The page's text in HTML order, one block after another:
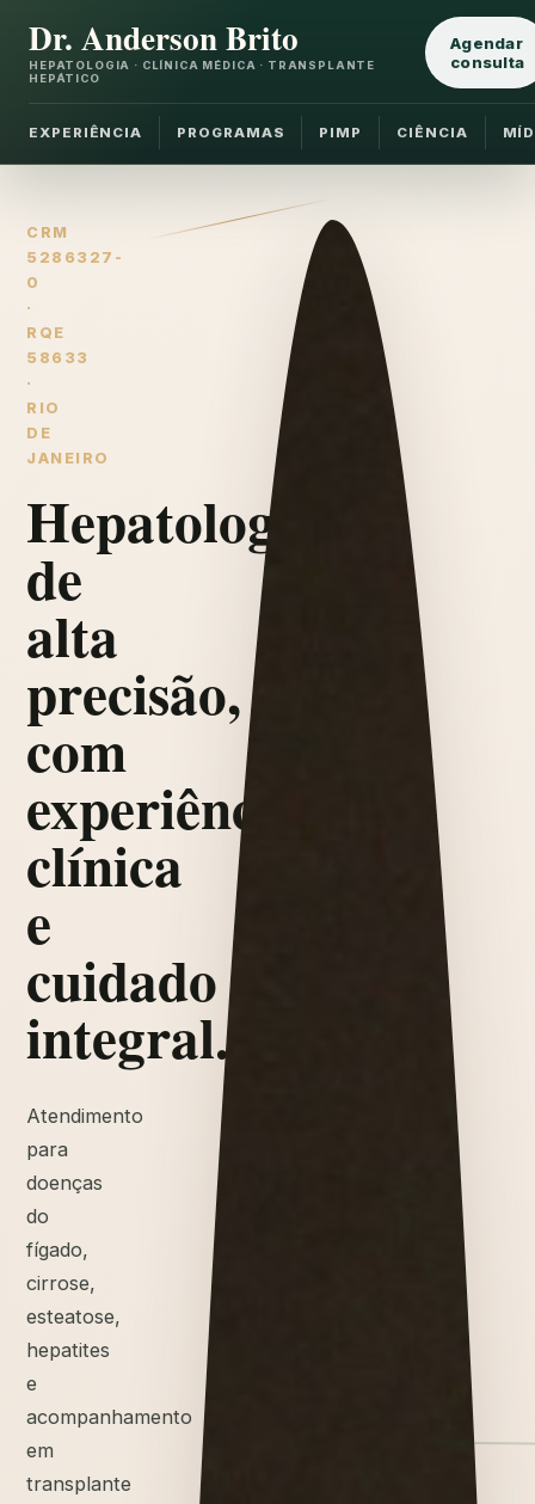
Dr. Anderson Brito
HEPATOLOGIA · CLÍNICA MÉDICA · TRANSPLANTE
HEPÁTICO
EXPERIÊNCIA PROGRAMAS PIMP CIÊNCIA
Agendar
consulta
CRM
5286327-
0
·
RQE
58633
·
RIO
DE
JANEIRO
Hepatologia
de
alta
precisão,
com
experiência
clínica
e
cuidado
integral.
Atendimento
para
doenças
do
fígado,
cirrose,
esteatose,
hepatites
e
acompanhamento
em
transplante